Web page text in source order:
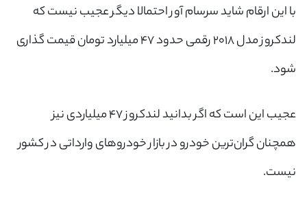
با این ارقام شاید سرسام آور احتمالا دیگر عجیب نیست که
لندکروز مدل ۲۰۱۸ رقمی حدود ۴۷ میلیارد تومان قیمت گذاری
شود.
عجیب این است که اگر بدانید لندکروز ۴۷ میلیاردی نیز
همچنان گران‌ترین خودرو در بازار خودروهای وارداتی در کشور
نیست.